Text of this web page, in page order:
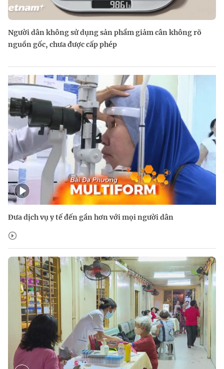
Người dân không sử dụng sản phẩm giảm cân không rõ
nguồn gốc, chưa được cấp phép
Đưa dịch vụ y tế đến gần hơn với mọi người dân